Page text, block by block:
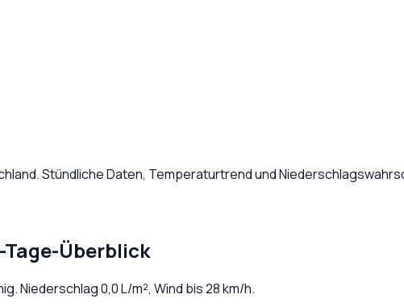
. Stündliche Daten, Temperaturtrend und
Tage-Überblick
. Niederschlag0,0L/m², Wind bis28km/h.